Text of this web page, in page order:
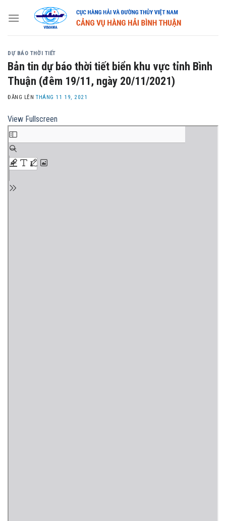
DỰ BÁO THỜI TIẾT
Bản tin dự báo thời tiết biển khu vực tỉnh Bình
Thuận (đêm 19/11, ngày 20/11/2021)
ĐĂNG LÊNTHÁNG 11 19, 2021
View Fullscreen